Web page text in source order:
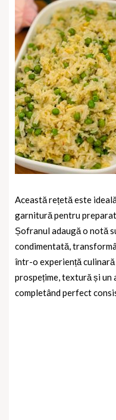
Această rețetă este
garnitură pentru
Șofranul adaugă o notă
condimentată,
într-o experiență
prospețime, textură și
completând perfect